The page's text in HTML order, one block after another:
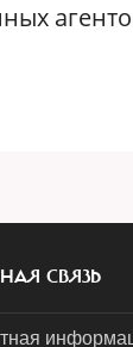
СВЯЗЬ